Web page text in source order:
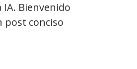
Bienvenido
conciso